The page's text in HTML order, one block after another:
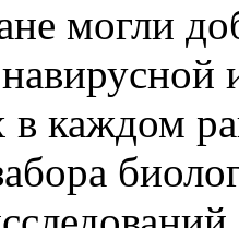
могли
в каждом